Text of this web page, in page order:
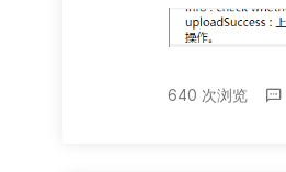
640 次浏览